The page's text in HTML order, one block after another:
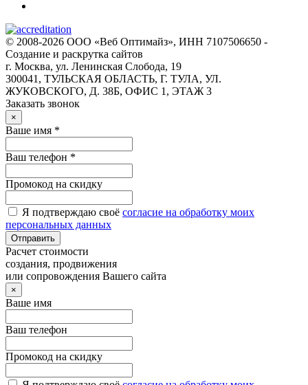
© 2008-2026 ООО «Веб Оптимайз», ИНН 7107506650 -
Создание и раскрутка сайтов
г. Москва, ул. Ленинская Слобода, 19
300041, ТУЛЬСКАЯ ОБЛАСТЬ, Г. ТУЛА, УЛ.
ЖУКОВСКОГО, Д. 38Б, ОФИС 1, ЭТАЖ 3
Заказать звонок
×
Ваше имя *
Ваш телефон *
Промокод на скидку
Я подтверждаю своё согласие на обработку моих
персональных данных
Отправить
Расчет стоимости
создания, продвижения
или сопровождения Вашего сайта
×
Ваше имя
Ваш телефон
Промокод на скидку